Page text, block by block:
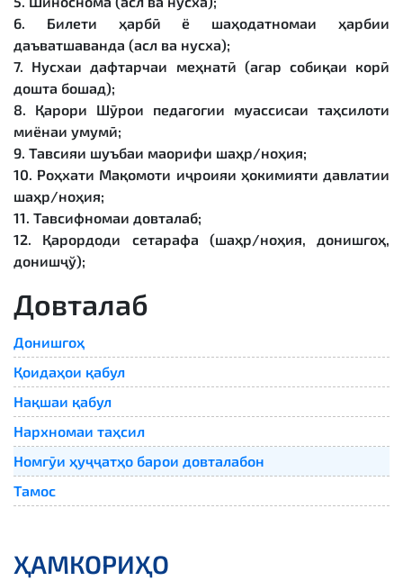
6. Билети ҳарбӣ ё шаҳодатномаи ҳарбии
даъватшаванда (асл ва нусха);
7. Нусхаи дафтарчаи меҳнатӣ (агар собиқаи корӣ
дошта бошад);
8. Қарори Шӯрои педагогии муассисаи таҳсилоти
миёнаи умумӣ;
9. Тавсияи шуъбаи маорифи шаҳр/ноҳия;
10. Роҳхати Мақомоти иҷроияи ҳокимияти давлатии
шаҳр/ноҳия;
11. Тавсифномаи довталаб;
12. Қарордоди сетарафа (шаҳр/ноҳия, донишгоҳ,
донишҷў);
Довталаб
Донишгоҳ
Қоидаҳои қабул
Нақшаи қабул
Нархномаи таҳсил
Номгӯи ҳуҷҷатҳо барои довталабон
Тамос
ҲАМКОРИҲО